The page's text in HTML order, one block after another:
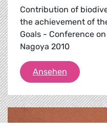
Contribution of
the achievement of
Goals - Conference
Nagoya 2010
Ansehen